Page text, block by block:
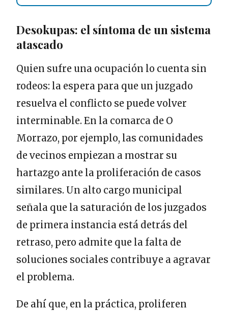
Desokupas: el síntoma de un sistema
atascado
Quien sufre una ocupación lo cuenta sin
rodeos: la espera para que un juzgado
resuelva el conflicto se puede volver
interminable. En la comarca de O
Morrazo, por ejemplo, las comunidades
de vecinos empiezan a mostrar su
hartazgo ante la proliferación de casos
similares. Un alto cargo municipal
señala que la saturación de los juzgados
de primera instancia está detrás del
retraso, pero admite que la falta de
soluciones sociales contribuye a agravar
el problema.
De ahí que, en la práctica, proliferen